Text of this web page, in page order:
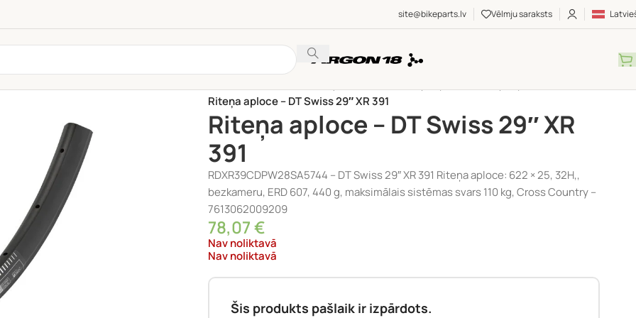
site@bikeparts.lv Vēlmju saraksts
Riteņa aploce – DT Swiss 29″ XR 391
Riteņa aploce – DT Swiss 29″ XR
391
RDXR39CDPW28SA5744 – DT Swiss 29″ XR 391 Riteņa aploce: 622 × 25, 32H,,
bezkameru, ERD 607, 440 g, maksimālais sistēmas svars 110 kg, Cross Country –
7613062009209
78,07€
Nav noliktavā
Nav noliktavā
Šis produkts pašlaik ir izpārdots.